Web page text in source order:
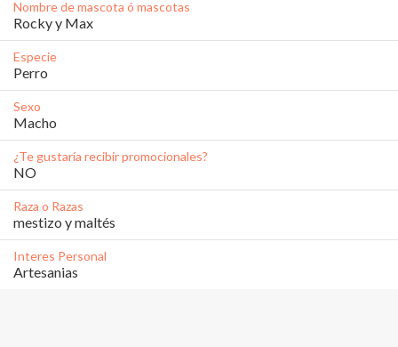
Nombre de mascota ó mascotas
Rocky y Max
Especie
Perro
Sexo
Macho
¿Te gustaría recibir promocionales?
NO
Raza o Razas
mestizo y maltés
Interes Personal
Artesanias